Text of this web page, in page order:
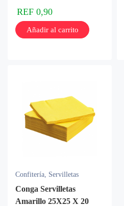
REF 0,90
Añadir al carrito
Confitería, Servilletas
Conga Servilletas
Amarillo 25X25 X 20